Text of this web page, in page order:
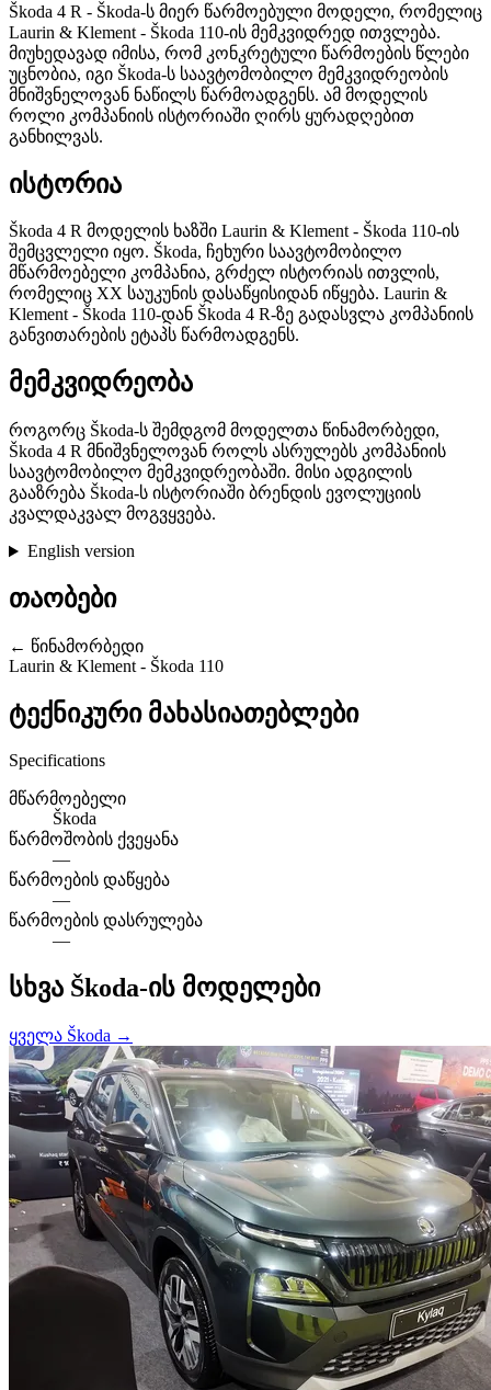
Škoda 4 R - Škoda-ს მიერ წარმოებული მოდელი, რომელიც
Laurin & Klement - Škoda 110-ის მემკვიდრედ ითვლება.
მიუხედავად იმისა, რომ კონკრეტული წარმოების წლები
უცნობია, იგი Škoda-ს საავტომობილო მემკვიდრეობის
მნიშვნელოვან ნაწილს წარმოადგენს. ამ მოდელის
როლი კომპანიის ისტორიაში ღირს ყურადღებით
განხილვას.
ისტორია
Škoda 4 R მოდელის ხაზში Laurin & Klement - Škoda 110-ის
შემცვლელი იყო. Škoda, ჩეხური საავტომობილო
მწარმოებელი კომპანია, გრძელ ისტორიას ითვლის,
რომელიც XX საუკუნის დასაწყისიდან იწყება. Laurin &
Klement - Škoda 110-დან Škoda 4 R-ზე გადასვლა კომპანიის
განვითარების ეტაპს წარმოადგენს.
მემკვიდრეობა
როგორც Škoda-ს შემდგომ მოდელთა წინამორბედი,
Škoda 4 R მნიშვნელოვან როლს ასრულებს კომპანიის
საავტომობილო მემკვიდრეობაში. მისი ადგილის
გააზრება Škoda-ს ისტორიაში ბრენდის ევოლუციის
კვალდაკვალ მოგვყვება.
English version
თაობები
← წინამორბედი
Laurin & Klement - Škoda 110
ტექნიკური მახასიათებლები
Specifications
მწარმოებელი
Škoda
წარმოშობის ქვეყანა
—
წარმოების დაწყება
—
წარმოების დასრულება
—
სხვა Škoda-ის მოდელები
ყველა Škoda →